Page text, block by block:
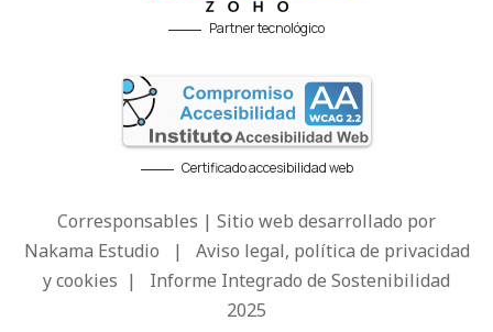
Partner tecnológico
Certificado accesibilidad web
Corresponsables | Sitio web desarrollado por
Nakama Estudio | Aviso legal, política de privacidad
y cookies | Informe Integrado de Sostenibilidad
2025